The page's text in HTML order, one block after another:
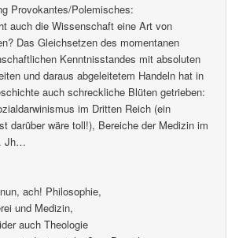
Provokantes/Polemisches:
auch die Wissenschaft eine Art von
Das Gleichsetzen des momentanen
Kenntnisstandes mit absoluten
und daraus abgeleitetem Handeln hat in
auch schreckliche Blüten getrieben:
im Dritten Reich (ein
darüber wäre toll!), Bereiche der Medizin im
Jh…
ach! Philosophie,
und Medizin,
auch Theologie